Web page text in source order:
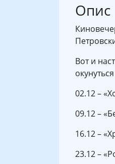
Опис
Вот и
02.12 –
09.12 –
16.12 –
23.12 –